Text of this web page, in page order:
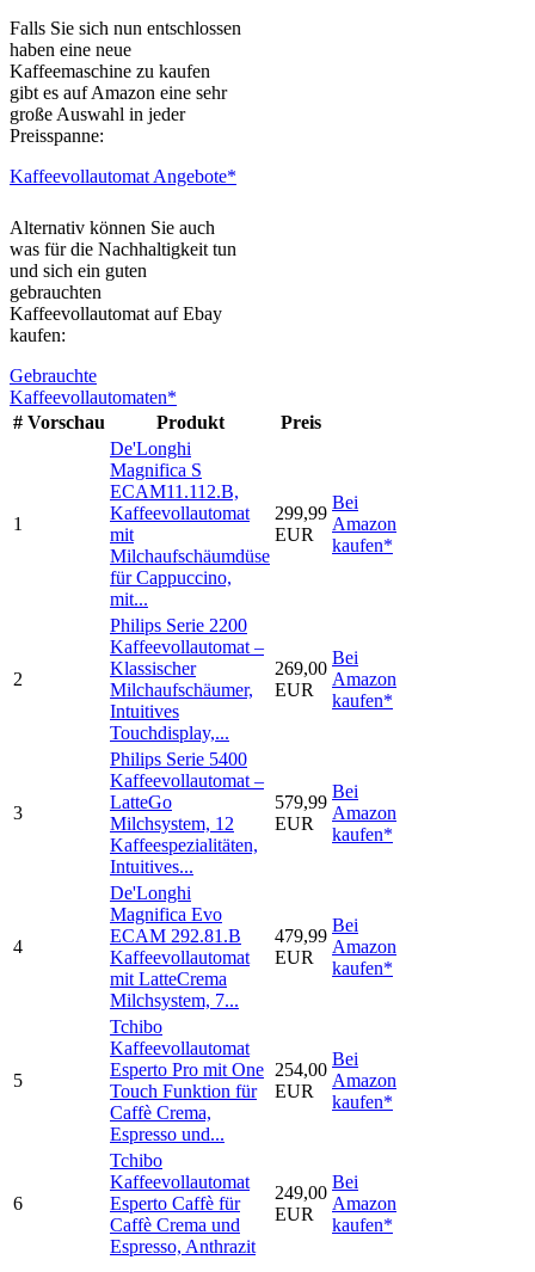
Falls Sie sich nun entschlossen
haben eine neue
Kaffeemaschine zu kaufen
gibt es auf Amazon eine sehr
große Auswahl in jeder
Preisspanne:
Kaffeevollautomat Angebote*
Alternativ können Sie auch
was für die Nachhaltigkeit tun
und sich ein guten
gebrauchten
Kaffeevollautomat auf Ebay
kaufen:
Gebrauchte
Kaffeevollautomaten*
# Vorschau Produkt Preis
1
De'Longhi
Magnifica S
ECAM11.112.B,
Kaffeevollautomat
mit
Milchaufschäumdüse
für Cappuccino,
mit...
299,99
EUR
Bei
Amazon
kaufen*
2
Philips Serie 2200
Kaffeevollautomat –
Klassischer
Milchaufschäumer,
Intuitives
Touchdisplay,...
269,00
EUR
Bei
Amazon
kaufen*
3
Philips Serie 5400
Kaffeevollautomat –
LatteGo
Milchsystem, 12
Kaffeespezialitäten,
Intuitives...
579,99
EUR
Bei
Amazon
kaufen*
4
De'Longhi
Magnifica Evo
ECAM 292.81.B
Kaffeevollautomat
mit LatteCrema
Milchsystem, 7...
479,99
EUR
Bei
Amazon
kaufen*
5
Tchibo
Kaffeevollautomat
Esperto Pro mit One
Touch Funktion für
Caffè Crema,
Espresso und...
254,00
EUR
Bei
Amazon
kaufen*
6
Tchibo
Kaffeevollautomat
Esperto Caffè für
Caffè Crema und
Espresso, Anthrazit
249,00
EUR
Bei
Amazon
kaufen*